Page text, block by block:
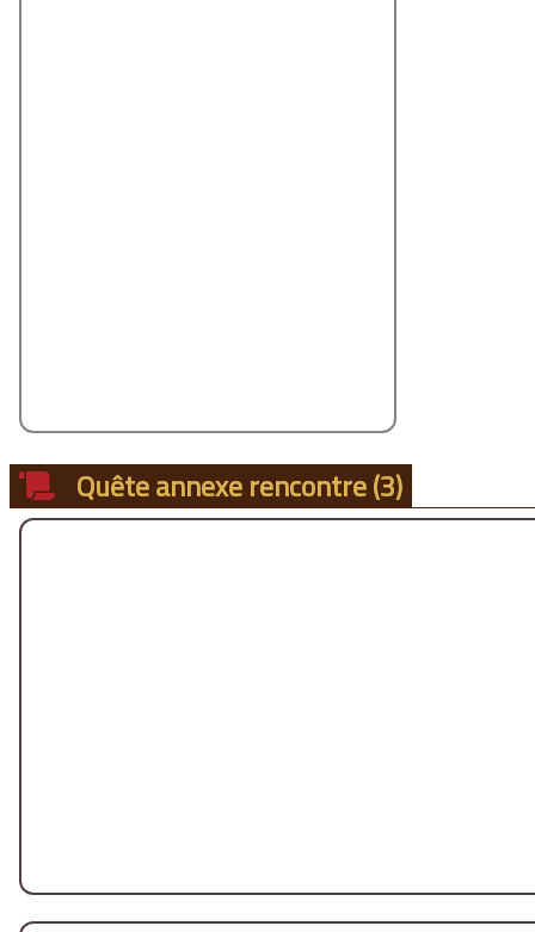
Quête annexe rencontre(3)